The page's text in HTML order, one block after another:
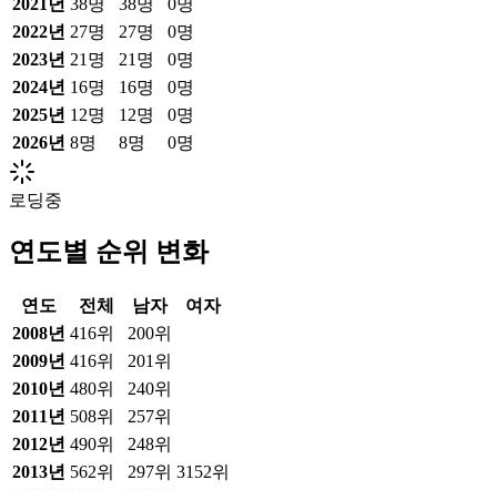
2022년 27명 27명 0명
2023년 21 명 21 명 0명
2024년 16명 16명 0명
2025년 12명 12명 0명
2026년 8명 8명 0명
로딩중
연도별 순위 변화
연도 전체 남자
여자
2008년 416위
200위
2009년 416위
201위
2010년 480위
240위
2011 년 508위
257위
2012년 490위
248위
2013년 562위 297위 3152위